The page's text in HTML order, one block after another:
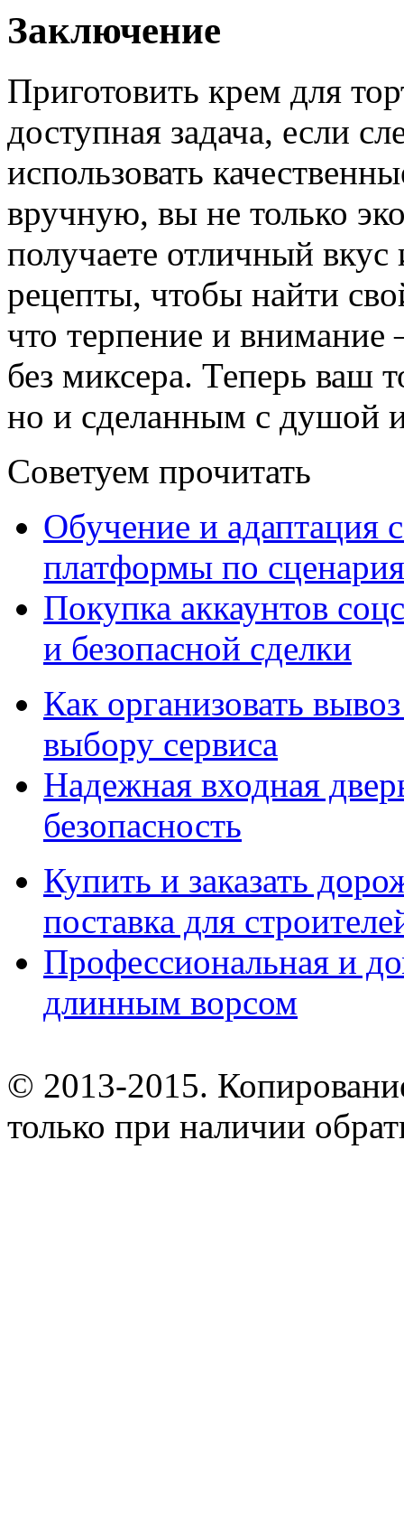
Заключение
Приготовить крем для
доступная задача, если
использовать
вручную, вы не только
получаете отличный
рецепты, чтобы найти
что терпение и внимание
без миксера. Теперь ваш
но и сделанным с душой
Советуем прочитать
Обучение и адаптация
платформы по
Покупка аккаунтов
и безопасной сделки
Как организовать
выбору сервиса
Надежная входная
безопасность
Купить и заказать
поставка для
Профессиональная и
длинным ворсом
© 2013-2015.
только при наличии